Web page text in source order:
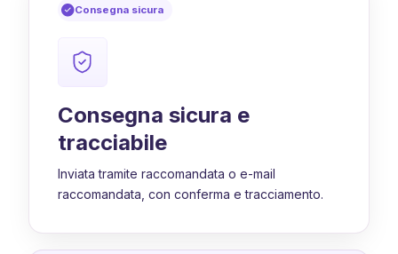
Consegna sicura
Consegna sicura e
tracciabile
Inviata tramite raccomandata o e-mail
raccomandata, con conferma e tracciamento.